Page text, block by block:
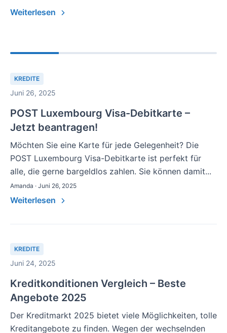
Weiterlesen
KREDITE
Juni 26, 2025
POST Luxembourg Visa-Debitkarte –
Jetzt beantragen!
Möchten Sie eine Karte für jede Gelegenheit? Die
POST Luxembourg Visa-Debitkarte ist perfekt für
alle, die gerne bargeldlos zahlen. Sie können damit...
Amanda · Juni 26, 2025
Weiterlesen
KREDITE
Juni 24, 2025
Kreditkonditionen Vergleich – Beste
Angebote 2025
Der Kreditmarkt 2025 bietet viele Möglichkeiten, tolle
Kreditangebote zu finden. Wegen der wechselnden